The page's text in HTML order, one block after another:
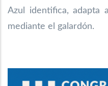
Azul identifica, adapta
mediante el galardón.